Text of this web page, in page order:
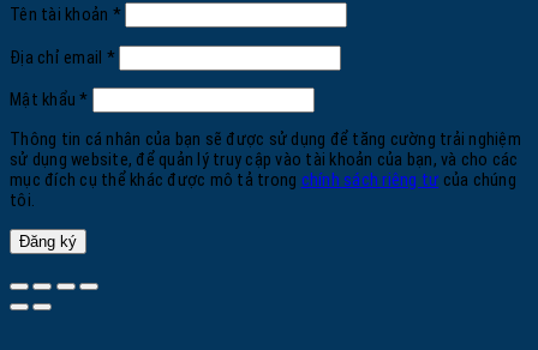
Tên tài khoản *Bắt
buộc
Địa chỉ email *Bắt
buộc
Mật khẩu*Bắt
buộc
Thông tin cá nhân của bạn sẽ được sử dụng để tăng cường trải nghiệm
sử dụng website, để quản lý truy cập vào tài khoản của bạn, và cho các
mục đích cụ thể khác được mô tả trong chính sách riêng tư của chúng
tôi.
Đăng ký